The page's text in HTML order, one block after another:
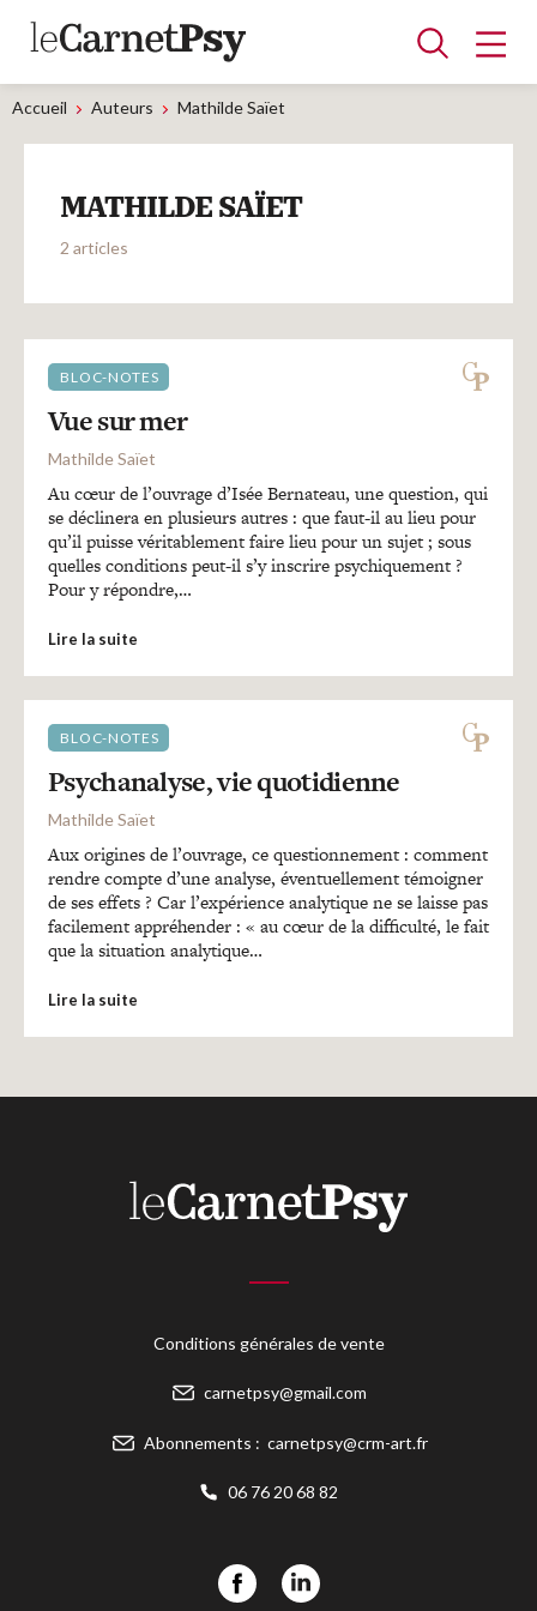
Articles
A la une
Adolescence
Dispositif
Enfance
Périnatalité
Psychanalyse
Psychopathologie
Soin
Auteurs
Blocs-notes
Recherches
Revues
Colloque
Mon panier
Mon compte
Accueil Auteurs Mathilde Saïet
MATHILDE SAÏET
2 articles
BLOC-NOTES
Vue sur mer
Mathilde Saïet
Au cœur de l’ouvrage d’Isée Bernateau, une question, qui
se déclinera en plusieurs autres : que faut-il au lieu pour
qu’il puisse véritablement faire lieu pour un sujet ; sous
quelles conditions peut-il s’y inscrire psychiquement ?
Pour y répondre,…
Lire la suite
BLOC-NOTES
Psychanalyse, vie quotidienne
Mathilde Saïet
Aux origines de l’ouvrage, ce questionnement : comment
rendre compte d’une analyse, éventuellement témoigner
de ses effets ? Car l’expérience analytique ne se laisse pas
facilement appréhender : « au cœur de la difficulté, le fait
que la situation analytique…
Lire la suite
Conditions générales de vente
carnetpsy@gmail.com
Abonnements : carnetpsy@crm-art.fr
06 76 20 68 82